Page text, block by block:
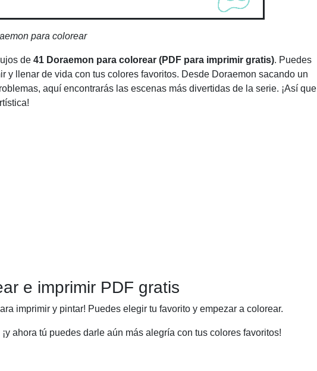
para colorear
de 41 Doraemon para colorear (PDF para imprimir gratis). Puedes
y llenar de vida con tus colores favoritos. Desde Doraemon sacando un
aquí encontrarás las escenas más divertidas de la serie. ¡Así que
e imprimir PDF gratis
imprimir y pintar! Puedes elegir tu favorito y empezar a colorear.
ahora tú puedes darle aún más alegría con tus colores favoritos!